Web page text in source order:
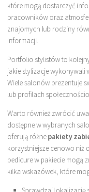
które mogą dostarczyć
pracowników oraz
znajomych lub rodziny
informacji.
Portfolio stylistów to
jakie stylizacje wykonywali
Wiele salonów prezentuje
lub profilach
Warto również zwrócić
dostępne w wybranych
oferują różne pakiety
korzystniejsze cenowo niż
pedicure w pakiecie mogą
kilka wskazówek, które
Sprawdzaj lokalizację